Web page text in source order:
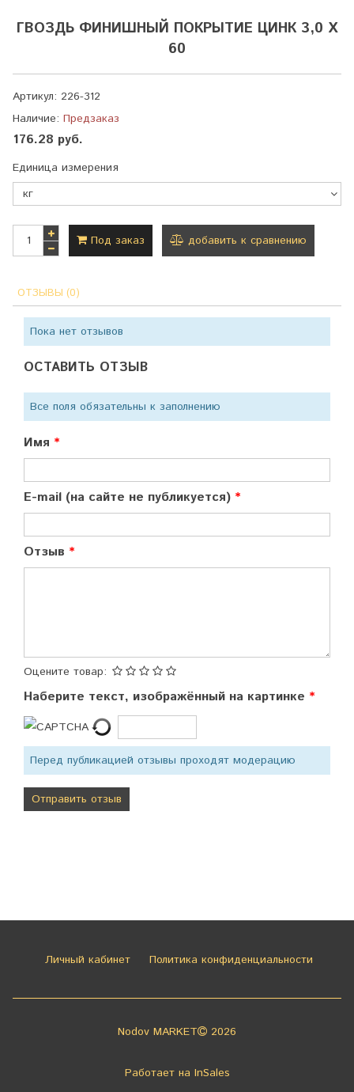
ГВОЗДЬ ФИНИШНЫЙ ПОКРЫТИЕ ЦИНК 3,0 Х
60
Артикул: 226-312
Наличие: Предзаказ
176.28 руб.
Единица измерения
Под заказ добавить к сравнению
ОТЗЫВЫ (0)
Пока нет отзывов
ОСТАВИТЬ ОТЗЫВ
Все поля обязательны к заполнению
Имя
E-mail (на сайте не публикуется)
Отзыв
Оцените товар:
Наберите текст, изображённый на картинке
Перед публикацией отзывы проходят модерацию
Личный кабинет Политика конфиденциальности
Nodov MARKET 2026
Работает на InSales